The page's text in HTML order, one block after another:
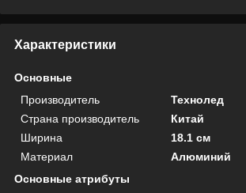
Характеристики
Основные
Производитель
Технолед
Страна производитель
Китай
Ширина
18.1 см
Материал
Алюминий
Основные атрибуты